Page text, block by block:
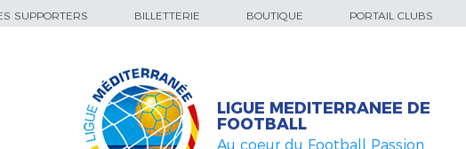
SUPPORTERS BILLETTERIE BOUTIQUE PORTAIL CLUBS
LIGUE MEDITERRANEE DE
FOOTBALL
Au coeur du Football Passion